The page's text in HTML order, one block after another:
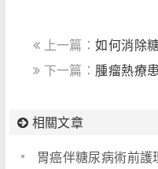
上一篇：如何消除
下一篇： 腫瘤熱療
相關文章
胃癌伴糖尿病術前護